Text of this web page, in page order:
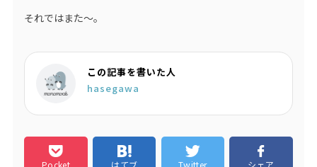
それではまた〜。
この記事を書いた人
hasegawa
Pocket はてブ Twitter シェア